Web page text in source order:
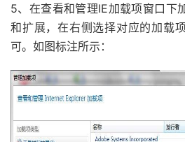
5、在查看和管理IE加载项窗口下
和扩展，在右侧选择对应的加载
可。如图标注所示：